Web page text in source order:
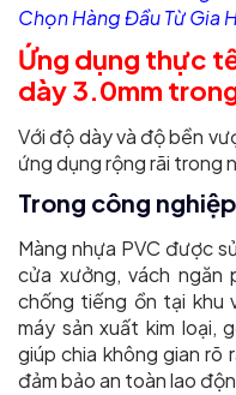
Chọn Hàng Đầu Từ Gia
Ứng dụng thực
dày 3.0mm
Với độ dày và độ bền
ứng dụng rộng rãi trong
Trong công nghiệp
Màng nhựa PVC được
cửa xưởng, vách ngăn
chống tiếng ồn tại khu
máy sản xuất kim loại,
giúp chia không gian rõ
đảm bảo an toàn lao